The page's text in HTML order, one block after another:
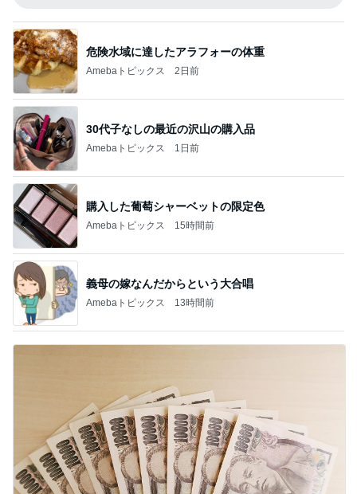
危険水域に達したアラフォーの体重
Amebaトピックス 2日前
30代子なしの最近の沢山の購入品
Amebaトピックス 1日前
購入した葡萄シャーベットの限定色
Amebaトピックス 15時間前
義母の嫁なんだからという大合唱
Amebaトピックス 13時間前